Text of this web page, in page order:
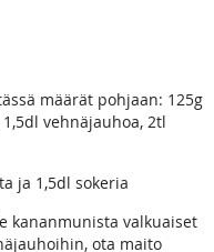
määrät pohjaan: 125g
vehnäjauhoa, 2tl
ja 1,5dl sokeria
kananmunista valkuaiset
ota maito